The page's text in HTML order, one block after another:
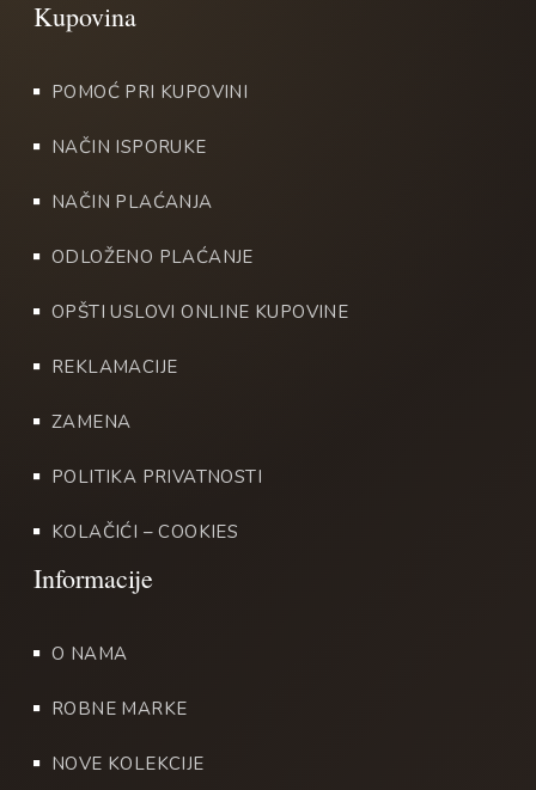
POMOĆ PRI KUPOVINI
NAČIN ISPORUKE
NAČIN PLAĆANJA
ODLOŽENO PLAĆANJE
OPŠTI USLOVI ONLINE KUPOVINE
REKLAMACIJE
ZAMENA
POLITIKA PRIVATNOSTI
KOLAČIĆI – COOKIES
O NAMA
ROBNE MARKE
NOVE KOLEKCIJE